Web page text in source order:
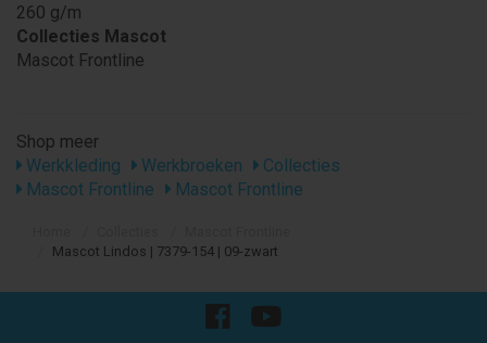
260 g/m
Collecties Mascot
Mascot Frontline
Shop meer
Werkkleding
Werkbroeken
Collecties
Mascot Frontline
Mascot Frontline
Mascot Lindos | 7379-154 | 09-zwart